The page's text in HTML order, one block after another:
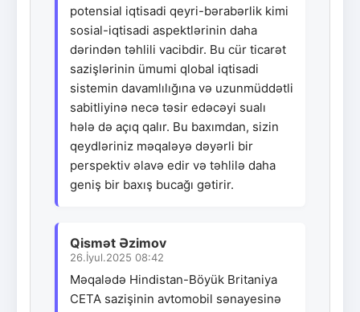
potensial iqtisadi qeyri-bərabərlik kimi
sosial-iqtisadi aspektlərinin daha
dərindən təhlili vacibdir. Bu cür ticarət
sazişlərinin ümumi qlobal iqtisadi
sistemin davamlılığına və uzunmüddətli
sabitliyinə necə təsir edəcəyi sualı
hələ də açıq qalır. Bu baxımdan, sizin
qeydləriniz məqaləyə dəyərli bir
perspektiv əlavə edir və təhlilə daha
geniş bir baxış bucağı gətirir.
Qismət Əzimov
26.İyul.2025 08:42
Məqalədə Hindistan-Böyük Britaniya
CETA sazişinin avtomobil sənayesinə